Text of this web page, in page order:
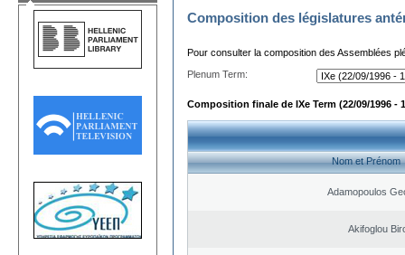
Composition des législatures
Pour consulter la composition des Assemblées
Plenum Term:
Composition finale de IXe Term (22/09/1996 -
Nom et Prénom
Adamopoulos
Akifoglou